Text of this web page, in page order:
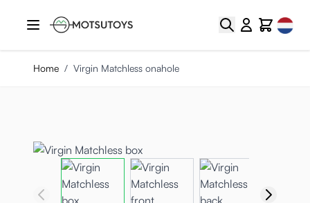
Zoek
CartSelect
Home / Virgin Matchless onahole